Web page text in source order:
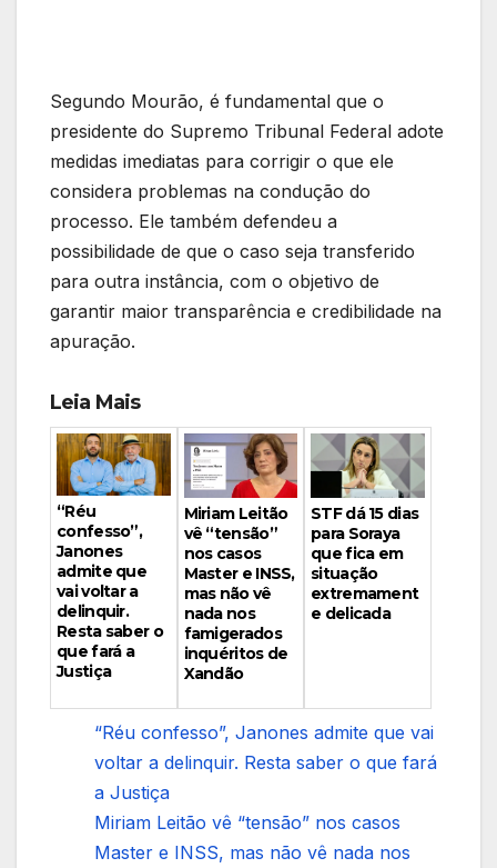
Segundo Mourão, é fundamental que o
presidente do Supremo Tribunal Federal adote
medidas imediatas para corrigir o que ele
considera problemas na condução do
processo. Ele também defendeu a
possibilidade de que o caso seja transferido
para outra instância, com o objetivo de
garantir maior transparência e credibilidade na
apuração.
Leia Mais
“Réu
confesso”,
Janones
admite que
vai voltar a
delinquir.
Resta saber o
que fará a
Justiça
Miriam Leitão
vê “tensão”
nos casos
Master e INSS,
mas não vê
nada nos
famigerados
inquéritos de
Xandão
STF dá 15 dias
para Soraya
que fica em
situação
extremament
e delicada
“Réu confesso”, Janones admite que vai
voltar a delinquir. Resta saber o que fará
a Justiça
Miriam Leitão vê “tensão” nos casos
Master e INSS, mas não vê nada nos